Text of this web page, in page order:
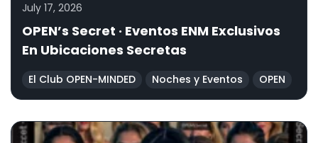
July 17, 2026
OPEN’s Secret · Eventos ENM Exclusivos
En Ubicaciones Secretas
El Club OPEN-MINDED Noches y Eventos OPEN